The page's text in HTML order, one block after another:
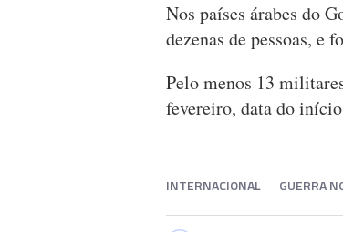
Nos países árabes do
dezenas de pessoas, e
Pelo menos 13
fevereiro, data do
INTERNACIONAL GUERRA